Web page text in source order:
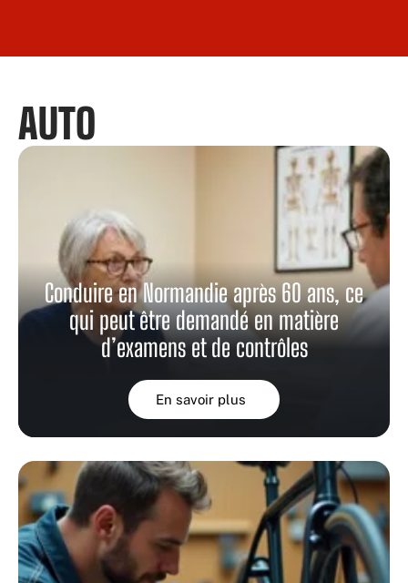
AUTO
Conduire en Normandie après 60 ans, ce
qui peut être demandé en matière
d’examens et de contrôles
En savoir plus